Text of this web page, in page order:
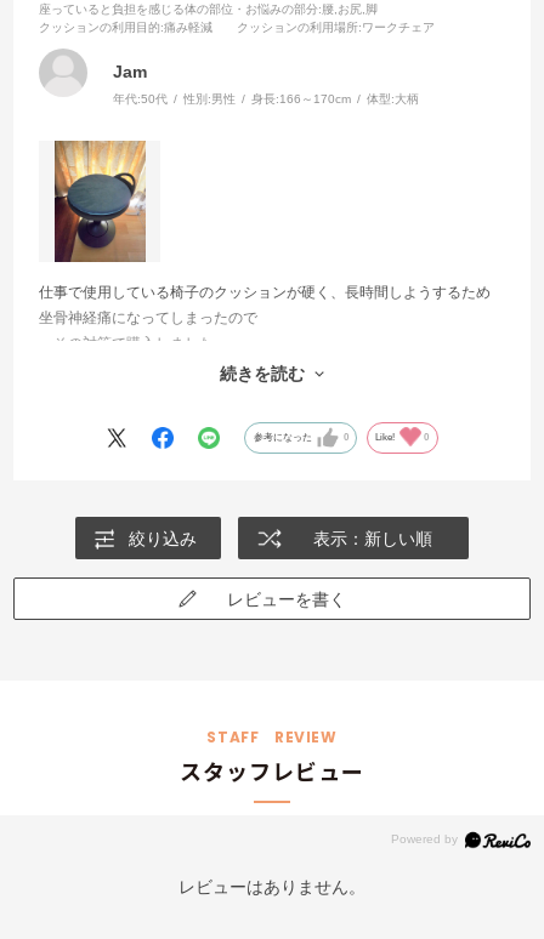
座っていると負担を感じる体の部位・お悩みの部分:腰,お尻,脚
クッションの利用目的:痛み軽減 クッションの利用場所:ワークチェア
Jam
年代:50代 性別:男性 身長:166～170cm 体型:大柄
仕事で使用している椅子のクッションが硬く、長時間しようするため
坐骨神経痛になってしまったので
、その対策で購入しました。
お尻の痛みが軽減し、まえよりも長時間すわれるようになりました。
続きを読む
参考になった 0 Like! 0
絞り込み 表示：新しい順
レビューを書く
STAFF REVIEW
スタッフレビュー
レビューはありません。